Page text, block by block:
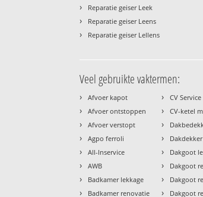
› Reparatie geiser Leek
› Reparatie geiser Leens
› Reparatie geiser Lellens
Veel gebruikte vaktermen:
› Afvoer kapot
› Afvoer ontstoppen
› Afvoer verstopt
› Agpo ferroli
› All-Inservice
› AWB
› Badkamer lekkage
› Badkamer renovatie
› CV Service
› CV-ketel
›
› Dakdekker
› Dakgoot
› Dakgoot
› Dakgoot
› Dakgoot